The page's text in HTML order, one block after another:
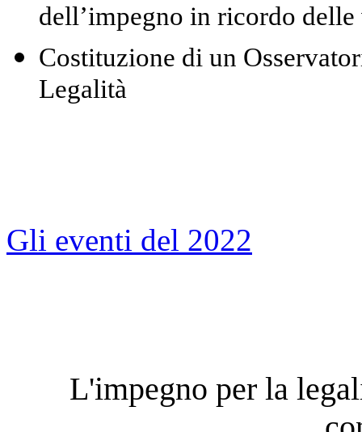
dell’impegno in ricordo
Costituzione di un
Legalità
Gli eventi del 2022
L'impegno per la